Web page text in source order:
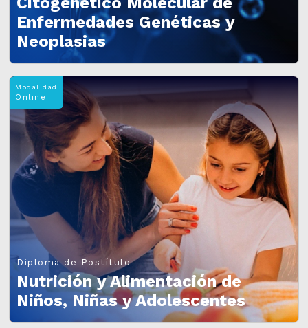
Enfermedades Genéticas y
Neoplasias
Modalidad
Online
Diploma de Postítulo
Nutrición y Alimentación de
Niños, Niñas y Adolescentes